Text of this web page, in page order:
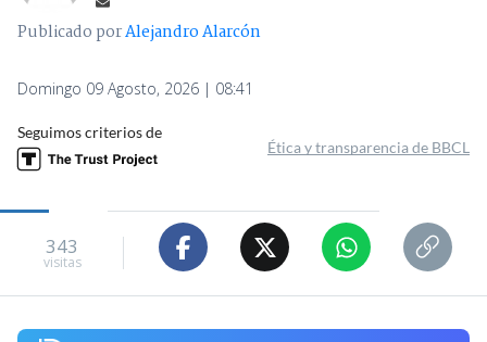
Publicado porAlejandro Alarcón
Domingo 09 Agosto, 2026 | 08:41
Seguimos criterios de
Ética y transparencia de BBCL
343
visitas